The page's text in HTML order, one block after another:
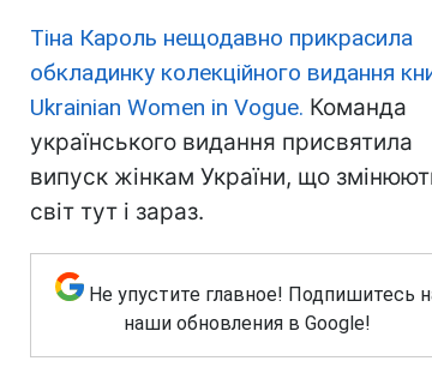
Тіна Кароль нещодавно прикрасила
обкладинку колекційного видання
Ukrainian Women in Vogue. Команда
українського видання присвятила
випуск жінкам України, що
світ тут і зараз.
Не упустите главное! Подпишитесь
наши обновления в Google!